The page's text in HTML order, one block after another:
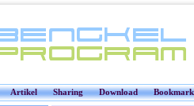
Artikel Sharing Download Bookmark